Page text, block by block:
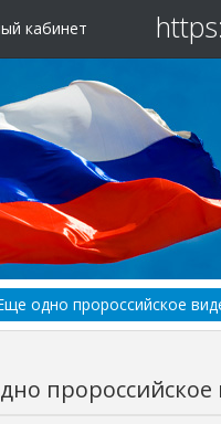
кабинет
одно пророссийское
пророссийское